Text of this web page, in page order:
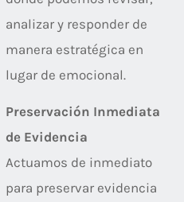
analizar y responder de
manera estratégica en
lugar de emocional.
Preservación Inmediata
de Evidencia
Actuamos de inmediato
para preservar evidencia